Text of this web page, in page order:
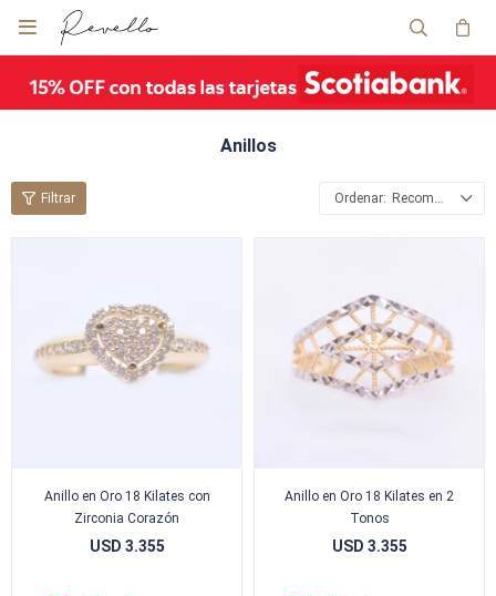

Anillos
Recomendados
Anillo en Oro 18 Kilates con
Zirconia Corazón
USD 3.355
Anillo en Oro 18 Kilates en 2
Tonos
USD 3.355